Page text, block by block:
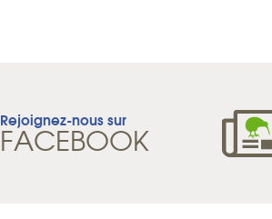
Rejoignez-nous sur
FACEBOOK